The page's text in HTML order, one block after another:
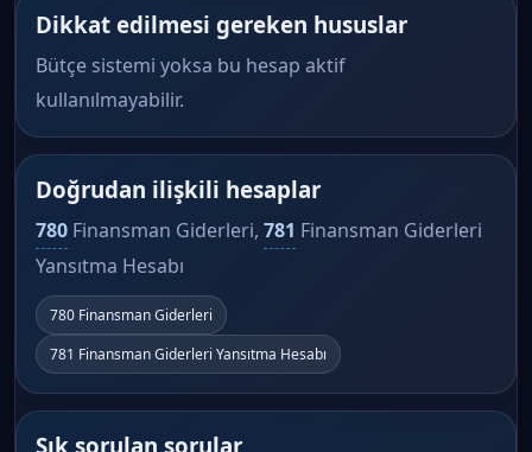
Dikkat edilmesi gereken hususlar
Bütçe sistemi yoksa bu hesap aktif
kullanılmayabilir.
Doğrudan ilişkili hesaplar
780 Finansman Giderleri, 781 Finansman Giderleri
Yansıtma Hesabı
780 Finansman Giderleri
781 Finansman Giderleri Yansıtma Hesabı
Sık sorulan sorular